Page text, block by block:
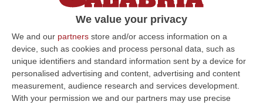
We value your privacy
We and our partners store and/or access information on a
device, such as cookies and process personal data, such as
unique identifiers and standard information sent by a device for
personalised advertising and content, advertising and content
measurement, audience research and services development.
With your permission we and our partners may use precise
CATANZARO«Con Interpellanza art. 120,
congiunta, abbiamo posto all’attenzione del
presidente facente funzioni Spirlì la
questione relativa alla nomina dei
responsabili dei Centri per l’impiego e, nello
specifico, abbiamo interpellato anche la